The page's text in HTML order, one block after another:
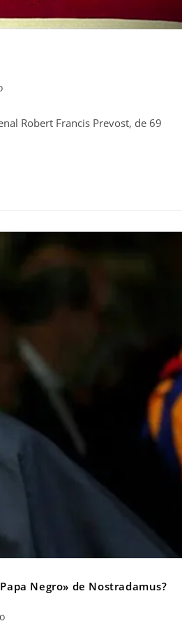
Robert Francis Prevost, de 69
Negro» de Nostradamus?